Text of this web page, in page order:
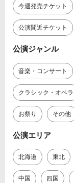
今週発売チケット
公演間近チケット
公演ジャンル
音楽・コンサート
クラシック・オペラ
お祭り その他
公演エリア
北海道 東北
中国 四国